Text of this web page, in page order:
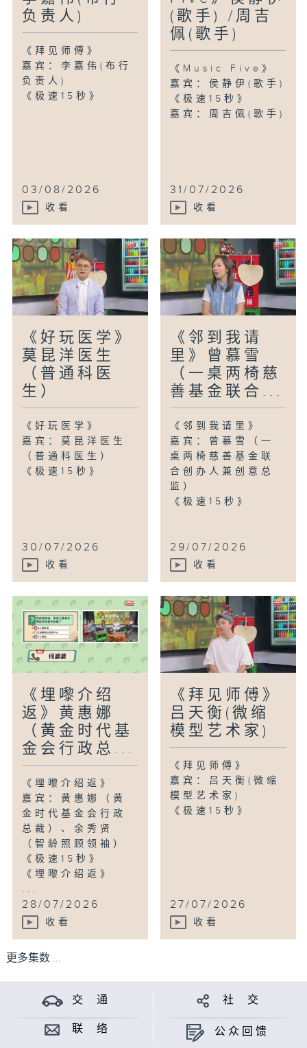
负责人)
《拜见师傅》
嘉宾：李嘉伟(布行
负责人)
《极速15秒》
03/08/2026
收看
(歌手) /周吉
佩(歌手)
《Music Five》
嘉宾：侯静伊(歌手)
《极速15秒》
嘉宾：周吉佩(歌手)
31/07/2026
收看
《好玩医学》
莫昆洋医生
（普通科医
生）
《好玩医学》
嘉宾：莫昆洋医生
（普通科医生）
《极速15秒》
30/07/2026
收看
《邻到我请
里》曾慕雪
（一桌两椅慈
善基金联合...
《邻到我请里》
嘉宾：曾慕雪（一
桌两椅慈善基金联
合创办人兼创意总
监）
《极速15秒》
29/07/2026
收看
《埋嚟介绍
返》黄惠娜
（黄金时代基
金会行政总...
《埋嚟介绍返》
嘉宾：黄惠娜（黄
金时代基金会行政
总裁）、余秀贤
（智龄照顾领袖）
《极速15秒》
《埋嚟介绍返》
...
28/07/2026
收看
《拜见师傅》
吕天衡(微缩
模型艺术家)
《拜见师傅》
嘉宾：吕天衡(微缩
模型艺术家)
《极速15秒》
27/07/2026
收看
更多集数 ...
交 通 社 交
联 络 公众回馈